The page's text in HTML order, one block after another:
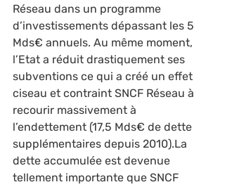
Réseau dans un programme
d’investissements dépassant les 5
Mds€ annuels. Au même moment,
l’Etat a réduit drastiquement ses
subventions ce qui a créé un effet
ciseau et contraint SNCF Réseau à
recourir massivement à
l’endettement (17,5 Mds€ de dette
supplémentaires depuis 2010).La
dette accumulée est devenue
tellement importante que SNCF